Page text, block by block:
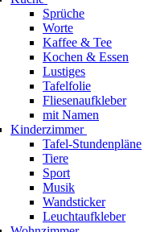
Sprüche
Worte
Kaffee & Tee
Kochen & Essen
Lustiges
Tafelfolie
Fliesenaufkleber
mit Namen
Kinderzimmer
Tafel-Stundenpläne
Tiere
Sport
Musik
Wandsticker
Leuchtaufkleber